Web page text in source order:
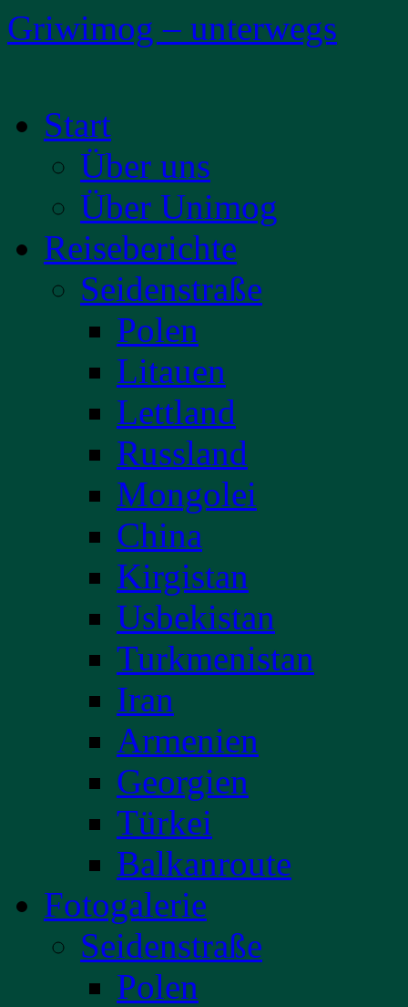
Griwimog – unterwegs
Inhalt
springenStart
Über uns
Über Unimog
Reiseberichte
Seidenstraße
Polen
Litauen
Lettland
Russland
Mongolei
China
Kirgistan
Usbekistan
Turkmenistan
Iran
Armenien
Georgien
Türkei
Balkanroute
Fotogalerie
Seidenstraße
Polen